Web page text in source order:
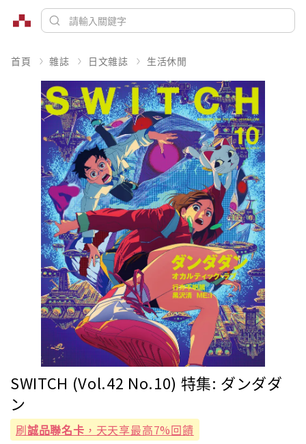
首頁 雜誌 日文雜誌 生活休閒
SWITCH (Vol.42 No.10) 特集: ダンダダ
ン
刷誠品聯名卡 ，天天享最高7%回饋